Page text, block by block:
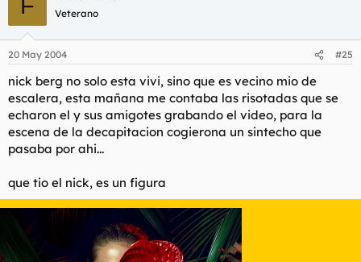
F Veterano
20 May 2004 #25
nick berg no solo esta vivi, sino que es vecino mio de
escalera, esta mañana me contaba las risotadas que se
echaron el y sus amigotes grabando el video, para la
escena de la decapitacion cogierona un sintecho que
pasaba por ahi...
que tio el nick, es un figura